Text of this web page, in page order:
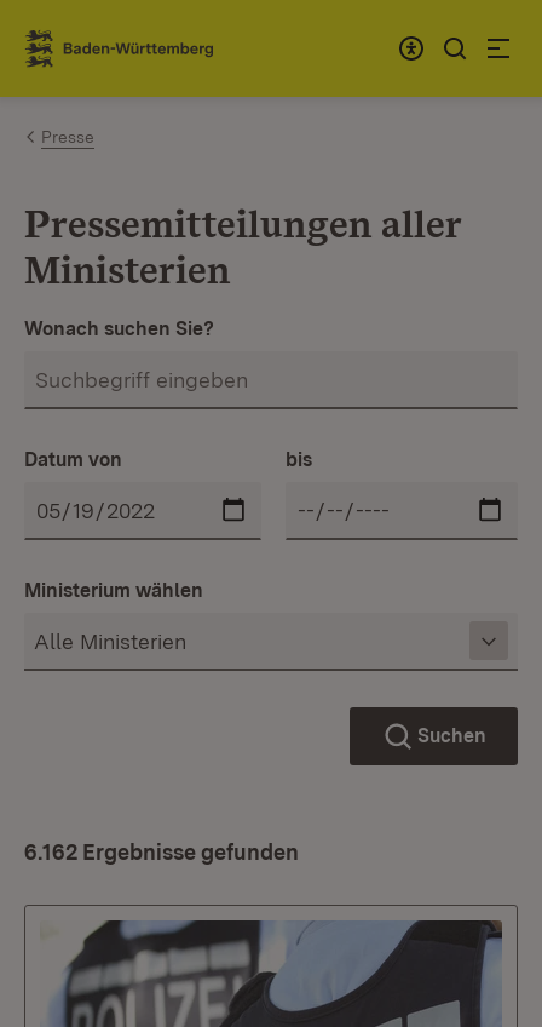
Zum Inhalt springen
Link zur Startseite
Presse
Pressemitteilungen aller
Ministerien
Wonach suchen Sie?
Datum von bis
Ministerium wählen
Suchen
6.162 Ergebnisse gefunden